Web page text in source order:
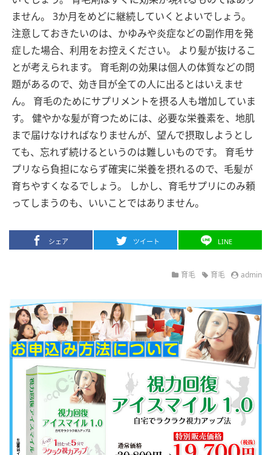
ません。
3か月をめどに継続していくとよいでしょう。
注意しておきたいのは、かゆみや炎症などの副作用を発
症した場合、利用をお控えください。
より髪が抜けるこ
とが考えられます。
育毛剤の効果は個人の体質などの問
題があるので、効き目が全ての人に出るとはいえませ
ん。
育毛のためにサプリメントを摂る人も増加していま
す。
健やかな髪が育つためには、必要な栄養素を、地肌
まで届けなければなりませんが、望んで摂取しようとし
ても、忘れず続けるというのは難しいものです。
育毛サ
プリなら負担にならず確実に栄養を摂れるので、毛髪が
育ちやすくなるでしょう。
しかし、育毛サプリにのみ頼
ってしまうのも、いいことではありません。
シェア ツイート LINE
育毛 育毛 admin